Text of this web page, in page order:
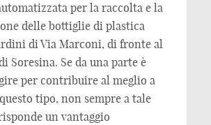
per la raccolta e la
delle bottiglie di plastica
di Via Marconi, di fronte al
Soresina. Se da una parte è
per contribuire al meglio a
tipo, non sempre a tale
un vantaggio